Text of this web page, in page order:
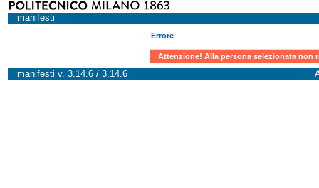
manifesti
Errore
Attenzione! Alla persona selezionata non
manifesti v. 3.14.6 / 3.14.6